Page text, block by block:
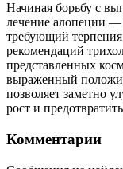
Начиная борьбу с
лечение алопеции —
требующий
рекомендаций
представленных
выраженный
позволяет заметно
рост и
Комментарии